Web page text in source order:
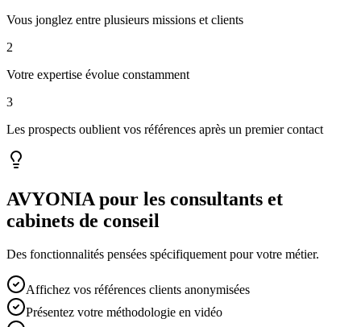
Vous jonglez entre plusieurs missions et clients
2
Votre expertise évolue constamment
3
Les prospects oublient vos références après un premier contact
AVYONIA pour les consultants et
cabinets de conseil
Des fonctionnalités pensées spécifiquement pour votre métier.
Affichez vos références clients anonymisées
Présentez votre méthodologie en vidéo